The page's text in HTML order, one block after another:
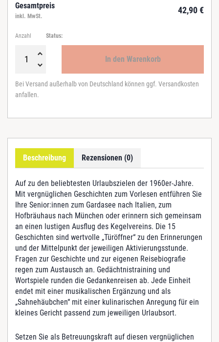
Gesamtpreis 42,90€
inkl. MwSt.
Anzahl Status:
l
a
b
h
n
K
o
f
f
e
r
M
e
n
g
e
In den Warenkorb
Bei Versand außerhalb von Deutschland können ggf. Versandkosten
anfallen.
Beschreibung Rezensionen (0)
Auf zu den beliebtesten Urlaubszielen der 1960er-Jahre.
Mit vergnüglichen Geschichten zum Vorlesen entführen Sie
Ihre Senior:innen zum Gardasee nach Italien, zum
Hofbräuhaus nach München oder erinnern sich gemeinsam
an einen lustigen Ausflug des Kegelvereins. Die 15
Geschichten sind wertvolle „Türöffner“ zu den Erinnerungen
und der Mittelpunkt der jeweiligen Aktivierungsstunde.
Fragen zur Geschichte und zur eigenen Reisebiografie
regen zum Austausch an. Gedächtnistraining und
Wortspiele runden die Gedankenreisen ab. Jede Einheit
endet mit einer musikalischen Ergänzung und als
„Sahnehäubchen“ mit einer kulinarischen Anregung für ein
kleines Gericht passend zum jeweiligen Urlaubsort.
Setzen Sie als Betreuungskraft auf diesen vergnüglichen